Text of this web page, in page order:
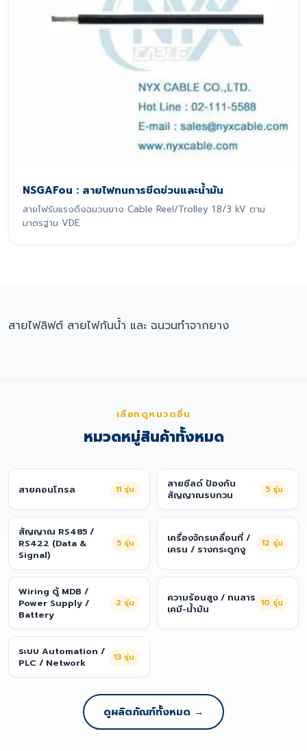
NSGAFou : สายไฟทนการขีดข่วนและน้ำมัน
สายไฟรับแรงดึงฉนวนยาง Cable Reel/Trolley 1.8/3 kV ตาม
มาตรฐาน VDE
สายไฟลิฟต์ สายไฟกันน้ำ และ ฉนวนทำจากยาง
เลือกดูหมวดอื่น
หมวดหมู่สินค้าทั้งหมด
สายคอนโทรล 11 รุ่น
สายชีลด์ ป้องกัน
สัญญาณรบกวน
5 รุ่น
สัญญาณ RS485 /
RS422 (Data &
Signal)
5 รุ่น
เครื่องจักรเคลื่อนที่ /
เครน / รางกระดูกงู
12 รุ่น
Wiring ตู้ MDB /
Power Supply /
Battery
2 รุ่น
ความร้อนสูง / ทนสาร
เคมี-น้ำมัน
10 รุ่น
ระบบ Automation /
PLC / Network
13 รุ่น
ดูผลิตภัณฑ์ทั้งหมด →